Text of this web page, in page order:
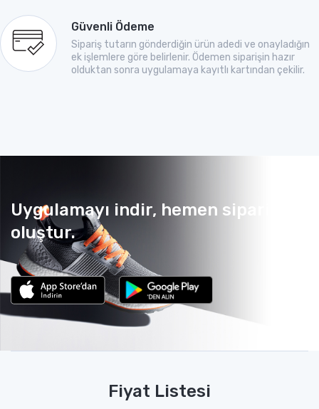
Güvenli Ödeme
Sipariş tutarın gönderdiğin ürün adedi ve onayladığın
ek işlemlere göre belirlenir. Ödemen siparişin hazır
olduktan sonra uygulamaya kayıtlı kartından çekilir.
Uygulamayı indir, hemen sipariş
oluştur.
Fiyat Listesi